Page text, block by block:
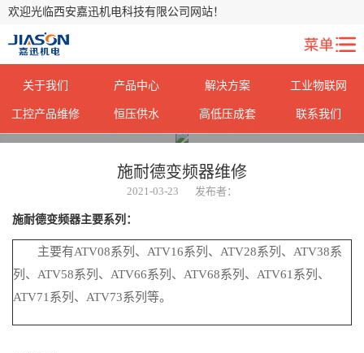
欢迎光临西安嘉迅机电科技有限公司网站！
关于我们 产品中心 解决方案 工业物联网
工控产品维修 恒压供水 高低压成套
联系我们
施耐德变频器维修
2021-03-23 发布者：
施耐德变频器主要系列：
主要有ATV08系列、ATV16系列、ATV28系列、ATV38系
列、ATV58系列、ATV66系列、ATV68系列、ATV61系列、
ATV71系列、ATV73系列等。